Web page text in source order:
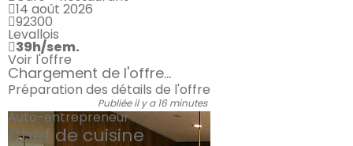
14 août 2026
92300
Levallois
39h/sem.
Voir l'offre
Chargement de l'offre...
Préparation des détails de l'offre
Publiée il y a 16 minutes
Auto-entrepreneur
Chef de cuisine